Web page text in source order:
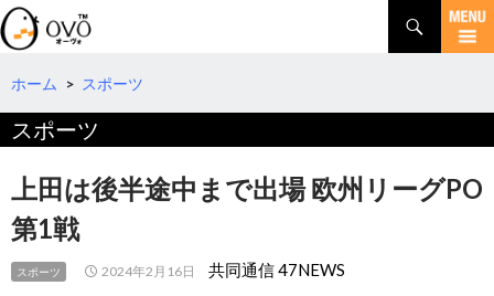
検
索
コ
テ
へ
動
ホーム > スポーツ
スポーツ
上田は後半途中まで出場 欧州リーグPO
第1戦
スポーツ 2024年2月16日 共同通信 47NEWS